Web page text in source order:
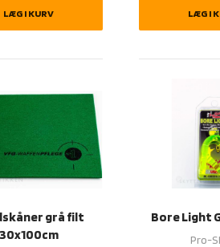
LÆG I KURV LÆG I
grå filt
30x100cm
Bore Light
Pro-